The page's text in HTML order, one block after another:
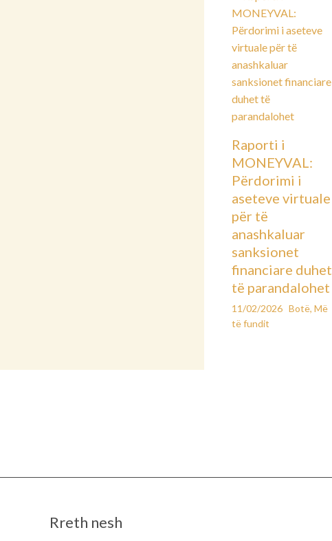
Raporti i
MONEYVAL:
Përdorimi i
aseteve virtuale
për të
anashkaluar
sanksionet
financiare duhet
të parandalohet
11/02/2026 Botë, Më
të fundit
Rreth nesh